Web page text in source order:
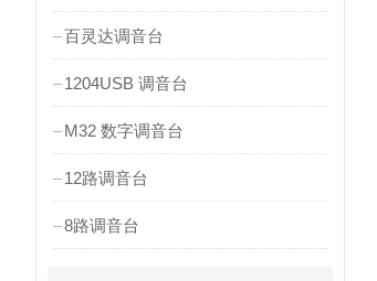
百灵达调音台
1204USB 调音台
M32 数字调音台
12路调音台
8路调音台